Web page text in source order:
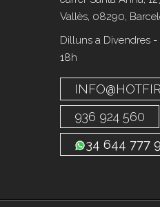
Vallès, 08290,
Dilluns a Divendres -
18h
936 924 560
34 644 777